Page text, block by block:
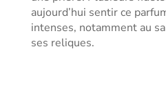
aujourd’hui sentir ce
intenses, notamment au
ses reliques.